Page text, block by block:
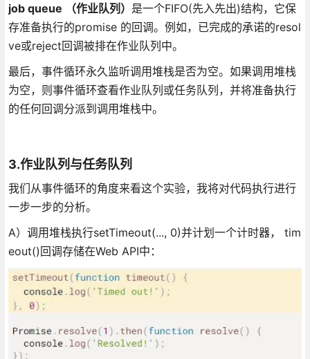
job queue （作业队列） 是一个FIFO(先入先出)结构，它保
存准备执行的promise 的回调。例如，已完成的承诺的resol
ve或reject回调被排在作业队列中。
最后，事件循环永久监听调用堆栈是否为空。如果调用堆栈
为空，则事件循环查看作业队列或任务队列，并将准备执行
的任何回调分派到调用堆栈中。
3.作业队列与任务队列
我们从事件循环的角度来看这个实验，我将对代码执行进行
一步一步的分析。
A）调用堆栈执行setTimeout(..., 0)并计划一个计时器， tim
eout()回调存储在Web API中：